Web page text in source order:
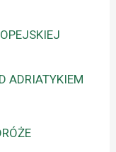
ADRIATYKIEM